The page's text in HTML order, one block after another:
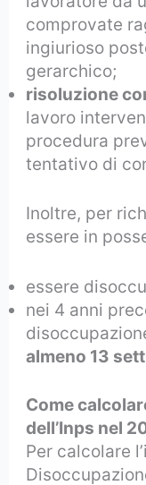
comprovate
ingiurioso
gerarchico;
risoluzione
lavoro
procedura
tentativo di
Inoltre, per
essere in
essere
nei 4 anni
almeno 13
Come
dell’Inps nel
Per calcolare